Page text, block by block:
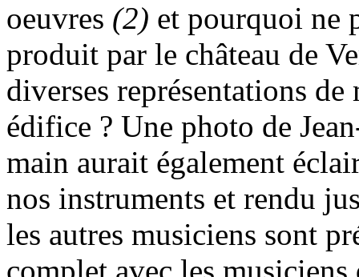
oeuvres (2) et pourquoi ne
produit par le château de
diverses représentations de
édifice ? Une photo de
main aurait également
nos instruments et rendu
les autres musiciens sont